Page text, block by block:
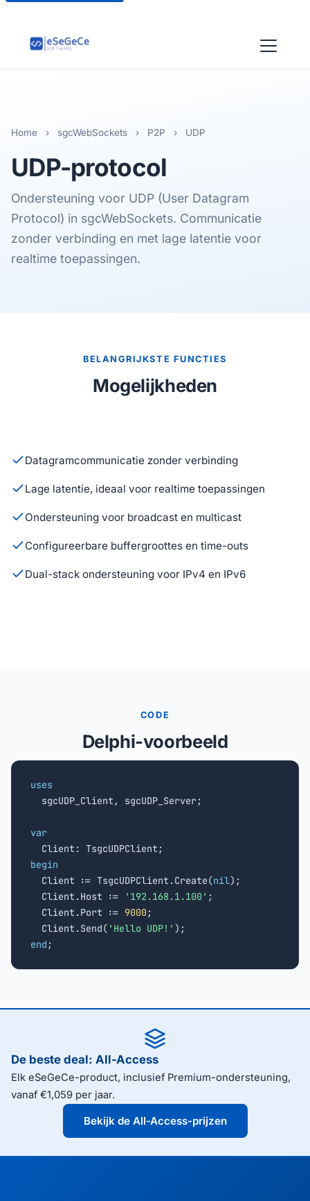
Home › sgcWebSockets › P2P › UDP
UDP-protocol
Ondersteuning voor UDP (User Datagram
Protocol) in sgcWebSockets. Communicatie
zonder verbinding en met lage latentie voor
realtime toepassingen.
BELANGRIJKSTE FUNCTIES
Mogelijkheden
Datagramcommunicatie zonder verbinding
Lage latentie, ideaal voor realtime toepassingen
Ondersteuning voor broadcast en multicast
Configureerbare buffergroottes en time-outs
Dual-stack ondersteuning voor IPv4 en IPv6
CODE
Delphi-voorbeeld
uses
sgcUDP_Client, sgcUDP_Server;
var
begin
Client := TsgcUDPClient.Create(nil);
  Client.Host :=
'192.168.1.100' ;
  Client.Port :=
9000 ;
  Client.Send(
'Hello UDP!'
end ;
De beste deal: All-Access
Elk eSeGeCe-product, inclusief Premium-ondersteuning,
vanaf €1,059 per jaar.
Bekijk de All-Access-prijzen